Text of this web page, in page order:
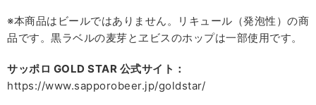
※本商品はビールではありません。リキュール（発泡性）の商
品です。黒ラベルの麦芽とヱビスのホップは一部使用です。
サッポロ GOLD STAR 公式サイト：
https://www.sapporobeer.jp/goldstar/